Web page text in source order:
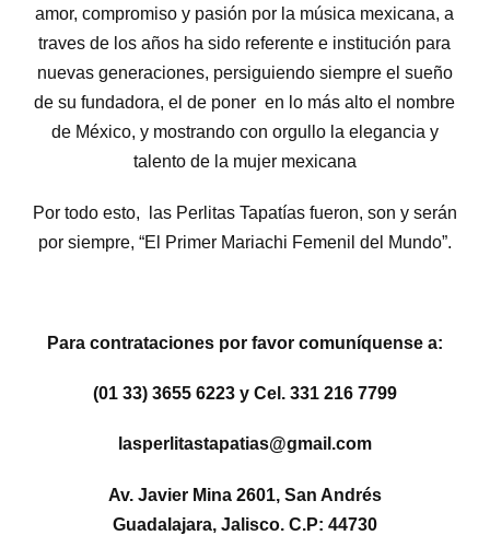
amor, compromiso y pasión por la música mexicana, a
traves de los años ha sido referente e institución para
nuevas generaciones, persiguiendo siempre el sueño
de su fundadora, el de poner en lo más alto el nombre
de México, y mostrando con orgullo la elegancia y
talento de la mujer mexicana
Por todo esto, las Perlitas Tapatías fueron, son y serán
por siempre, “El Primer Mariachi Femenil del Mundo”.
Para contrataciones por favor comuníquense a:
(01 33) 3655 6223 y Cel. 331 216 7799
lasperlitastapatias@gmail.com
Av. Javier Mina 2601, San Andrés
Guadalajara, Jalisco. C.P: 44730